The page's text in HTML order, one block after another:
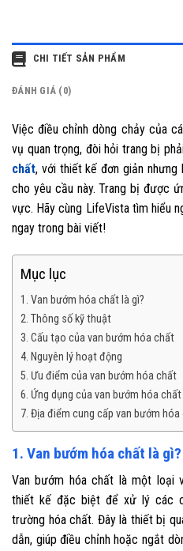
CHI TIẾT SẢN PHẨM
ĐÁNH GIÁ (0)
Việc điều chỉnh dòng chảy của
vụ quan trọng, đòi hỏi trang bị
chất, với thiết kế đơn giản
cho yêu cầu này. Trang bị được
vực. Hãy cùng LifeVista tìm hiểu
ngay trong bài viết!
Mục lục
1. Van bướm hóa chất là gì?
2. Thông số kỹ thuật
3. Cấu tạo của van bướm hóa chất
4. Nguyên lý hoạt động
5. Ưu điểm của van bướm hóa chất
6. Ứng dụng của van bướm hóa chất
7. Địa điểm cung cấp van bướm
1. Van bướm hóa chất là gì?
Van bướm hóa chất là một loại
thiết kế đặc biệt để xử lý các
trường hóa chất. Đây là thiết bị
dẫn, giúp điều chỉnh hoặc ngắt